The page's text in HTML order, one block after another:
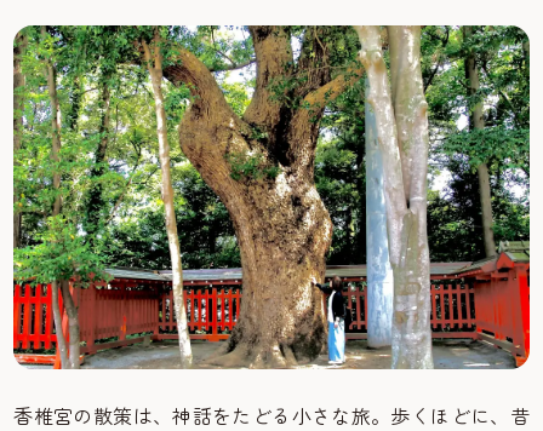
香椎宮の散策は、神話をたどる小さな旅。歩くほどに、昔